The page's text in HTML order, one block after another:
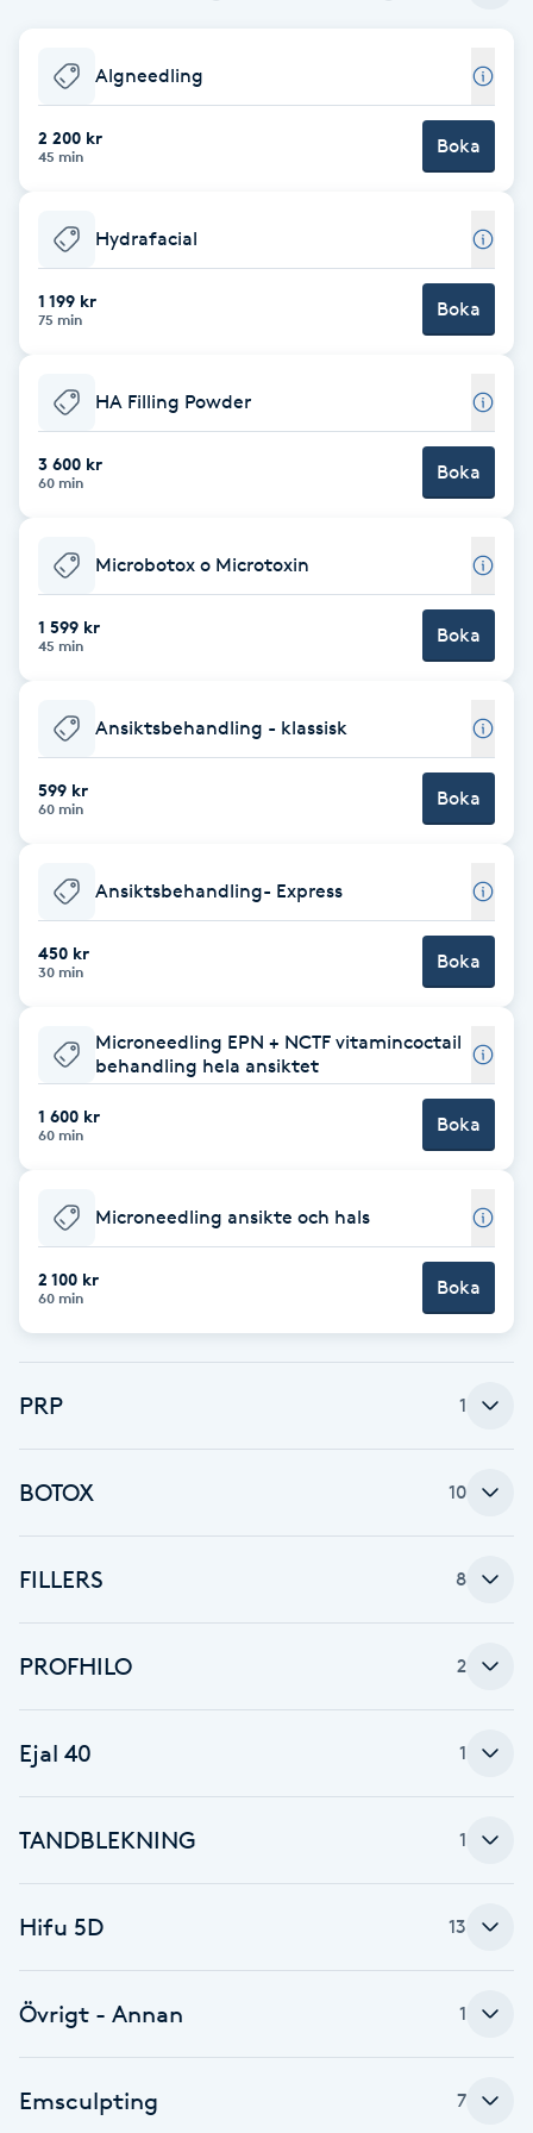
Balayage
Barber
Barnklippning
Bottenfärg
Brynformning
Brynfärgning
Color correction
Cryoterapi
Damklippning
Dermapen
Diamantslipning
E
Enzympeeling
Eyeliner-tatuering
Faceliftmassage
Fettreducering
Fillers
Fotmassage
Algneedling
2 200 kr
45 min Boka
Hydrafacial
1 199 kr
75 min Boka
HA Filling Powder
3 600 kr
60 min Boka
Microbotox o Microtoxin
1 599 kr
45 min Boka
Ansiktsbehandling - klassisk
599 kr
60 min Boka
Ansiktsbehandling- Express
450 kr
30 min Boka
Microneedling EPN + NCTF vitamincoctail
behandling hela ansiktet
1 600 kr
60 min Boka
Microneedling ansikte och hals
2 100 kr
60 min Boka
PRP 1
BOTOX 10
FILLERS 8
PROFHILO 2
Ejal 40 1
TANDBLEKNING 1
Hifu 5D 13
Övrigt - Annan 1
Emsculpting 7